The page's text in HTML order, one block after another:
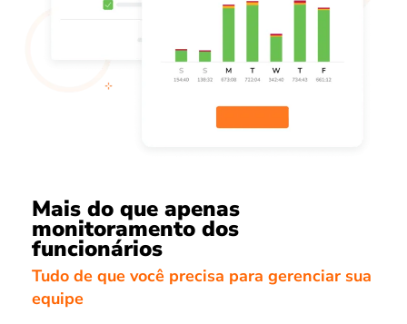
Mais do que apenas
monitoramento dos
funcionários
Tudo de que você precisa para gerenciar sua
equipe